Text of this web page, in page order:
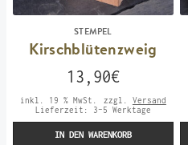
STEMPEL
Kirschblütenzweig
13,90€
inkl. 19 % MwSt. zzgl. Versand
Lieferzeit: 3-5 Werktage
IN DEN WARENKORB